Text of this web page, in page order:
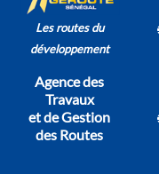
Les routes du
développement
Agence des
Travaux
et de Gestion
des Routes